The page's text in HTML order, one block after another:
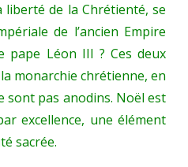
liberté de la Chrétienté, se
de l’ancien Empire
pape Léon III ? Ces deux
monarchie chrétienne, en
sont pas anodins. Noël est
excellence, une élément
sacrée.